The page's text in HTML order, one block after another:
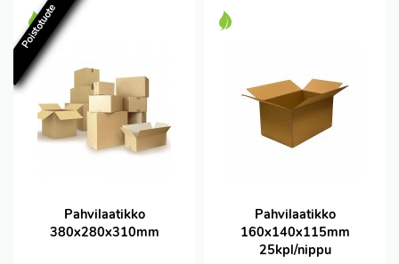
Poistotuote
Pahvilaatikko
380x280x310mm
Pahvilaatikko
160x140x115mm
25kpl/nippu